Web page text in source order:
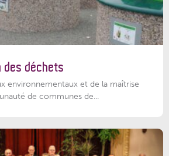
des déchets
environnementaux et de la maîtrise
de communes de...